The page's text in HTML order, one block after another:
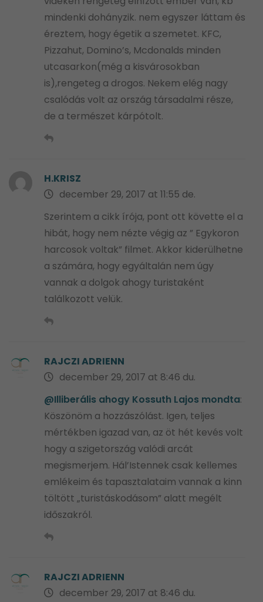
mindenki dohányzik. nem egyszer láttam és
éreztem, hogy égetik a szemetet. KFC,
Pizzahut, Domino’s, Mcdonalds minden
utcasarkon(még a kisvárosokban
is),rengeteg a drogos. Nekem elég nagy
csalódás volt az ország társadalmi része,
de a természet kárpótolt.
H.KRISZ
december 29, 2017 at 11:55 de.
Szerintem a cikk írója, pont ott követte el a
hibát, hogy nem nézte végig az ” Egykoron
harcosok voltak” filmet. Akkor kiderülhetne
a számára, hogy egyáltalán nem úgy
vannak a dolgok ahogy turistaként
találkozott velük.
RAJCZI ADRIENN
december 29, 2017 at 8:46 du.
@Illiberális ahogy Kossuth Lajos mondta:
Köszönöm a hozzászólást. Igen, teljes
mértékben igazad van, az öt hét kevés volt
hogy a szigetország valódi arcát
megismerjem. Hál’Istennek csak kellemes
emlékeim és tapasztalataim vannak a kinn
töltött „turistáskodásom” alatt megélt
időszakról.
RAJCZI ADRIENN
december 29, 2017 at 8:46 du.